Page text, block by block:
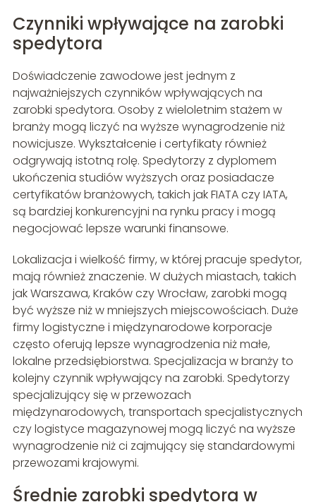
Czynniki wpływające na zarobki
spedytora
Doświadczenie zawodowe jest jednym z
najważniejszych czynników wpływających na
zarobki spedytora. Osoby z wieloletnim stażem w
branży mogą liczyć na wyższe wynagrodzenie niż
nowicjusze. Wykształcenie i certyfikaty również
odgrywają istotną rolę. Spedytorzy z dyplomem
ukończenia studiów wyższych oraz posiadacze
certyfikatów branżowych, takich jak FIATA czy IATA,
są bardziej konkurencyjni na rynku pracy i mogą
negocjować lepsze warunki finansowe.
Lokalizacja i wielkość firmy, w której pracuje spedytor,
mają również znaczenie. W dużych miastach, takich
jak Warszawa, Kraków czy Wrocław, zarobki mogą
być wyższe niż w mniejszych miejscowościach. Duże
firmy logistyczne i międzynarodowe korporacje
często oferują lepsze wynagrodzenia niż małe,
lokalne przedsiębiorstwa. Specjalizacja w branży to
kolejny czynnik wpływający na zarobki. Spedytorzy
specjalizujący się w przewozach
międzynarodowych, transportach specjalistycznych
czy logistyce magazynowej mogą liczyć na wyższe
wynagrodzenie niż ci zajmujący się standardowymi
przewozami krajowymi.
Średnie zarobki spedytora w